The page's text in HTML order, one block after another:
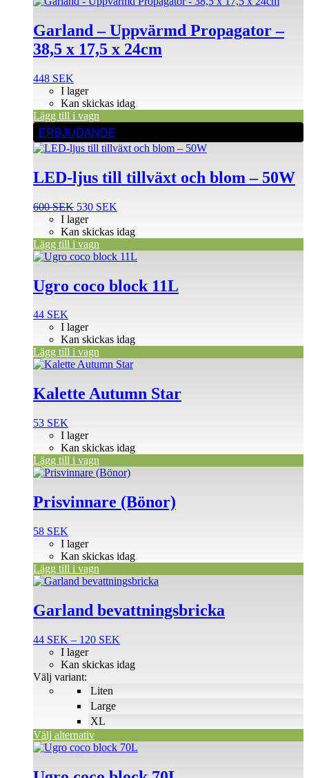
Garland – Uppvärmd Propagator –
38,5 x 17,5 x 24cm
448 SEK
I lager
Kan skickas idag
Lägg till i vagn
ERBJUDANDE
LED-ljus till tillväxt och blom – 50W
600SEK Det
ursprungliga
priset
var:
600 SEK.
530 SEK
priset
530 SEK.
I lager
Kan skickas idag
Lägg till i vagn
Ugro coco block 11L
44 SEK
I lager
Kan skickas idag
Lägg till i vagn
Kalette Autumn Star
53 SEK
I lager
Kan skickas idag
Lägg till i vagn
Prisvinnare (Bönor)
58 SEK
I lager
Kan skickas idag
Lägg till i vagn
Garland bevattningsbricka
44 SEK – 120 SEK
till
Liten
Large
XL
I lager
Kan skickas idag
Välj variant:
Välj alternativ
Den
produkten
har
varianter.
olika
alternativen
produktsidan